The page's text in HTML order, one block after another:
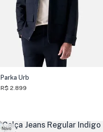
Parka Urb
R$ 2.899
Novo